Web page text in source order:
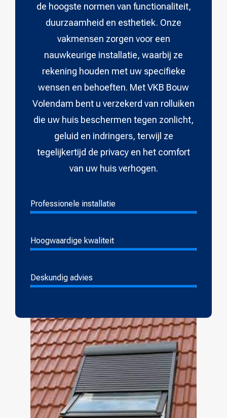
de hoogste normen van functionaliteit,
duurzaamheid en esthetiek. Onze
vakmensen zorgen voor een
nauwkeurige installatie, waarbij ze
rekening houden met uw specifieke
wensen en behoeften. Met VKB Bouw
Volendam bent u verzekerd van rolluiken
die uw huis beschermen tegen zonlicht,
geluid en indringers, terwijl ze
tegelijkertijd de privacy en het comfort
van uw huis verhogen.
Professionele installatie
Hoogwaardige kwaliteit
Deskundig advies